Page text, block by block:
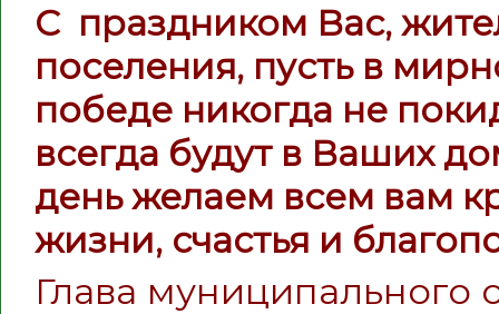
С праздником Вас,
поселения, пусть в
победе никогда не
всегда будут в Ваших
день желаем всем вам
жизни, счастья и
Глава муниципального